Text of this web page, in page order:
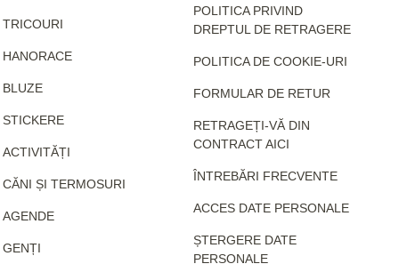
TRICOURI
HANORACE
BLUZE
STICKERE
ACTIVITĂȚI
CĂNI ȘI TERMOSURI
AGENDE
GENȚI
POLITICA PRIVIND
DREPTUL DE RETRAGERE
POLITICA DE COOKIE-URI
FORMULAR DE RETUR
RETRAGEȚI-VĂ DIN
CONTRACT AICI
ÎNTREBĂRI FRECVENTE
ACCES DATE PERSONALE
ȘTERGERE DATE
PERSONALE